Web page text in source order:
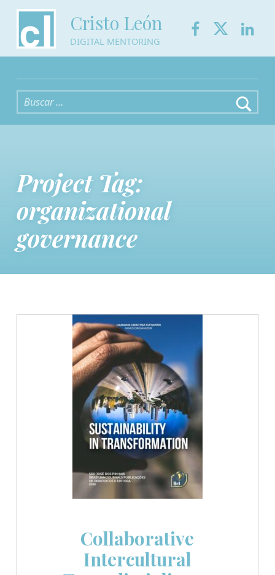
Cristo León
DIGITAL MENTORING
Buscar:
Project Tag:
organizational
governance
Collaborative
Intercultural